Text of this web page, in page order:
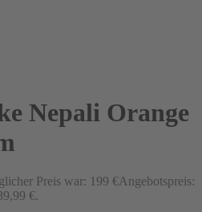
Nepali Orange
Preis war: 199 €Angebotspreis:
€.